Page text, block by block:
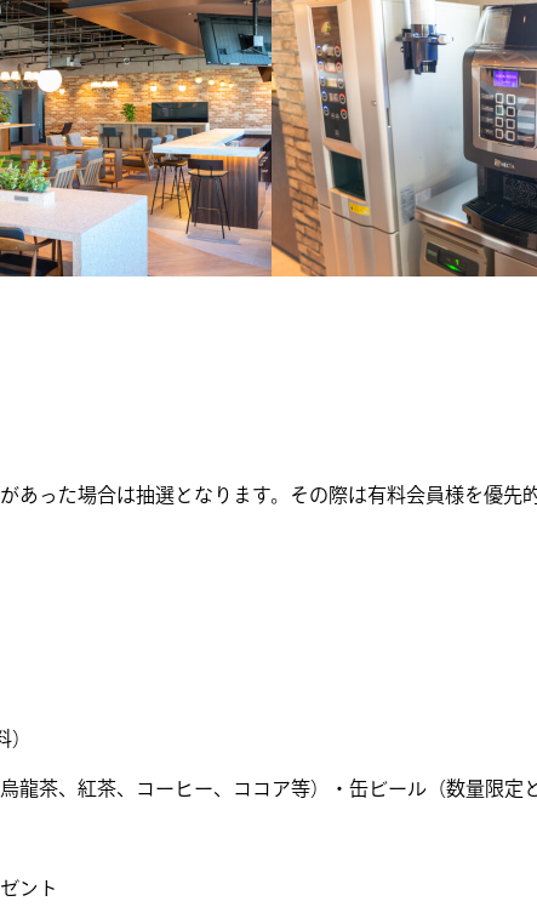
あった場合は抽選となります。その際は有料会員様を優先
龍茶、紅茶、コーヒー、ココア等）・缶ビール（数量限定
ント